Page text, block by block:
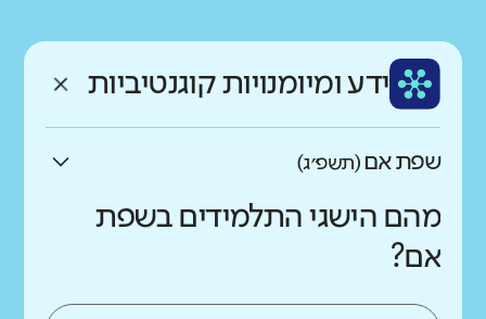
עברית ותיק מאוד
רקע חברתי כלכלי
נמוך ידע ומיומנויות קוגנטיביות
שפת אם(תשפ״ג)
מהם הישגי התלמידים בשפת
אם?